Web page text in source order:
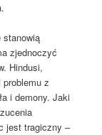
stanowią
zjednoczyć
Hindusi,
z
i demony. Jaki
jest tragiczny –